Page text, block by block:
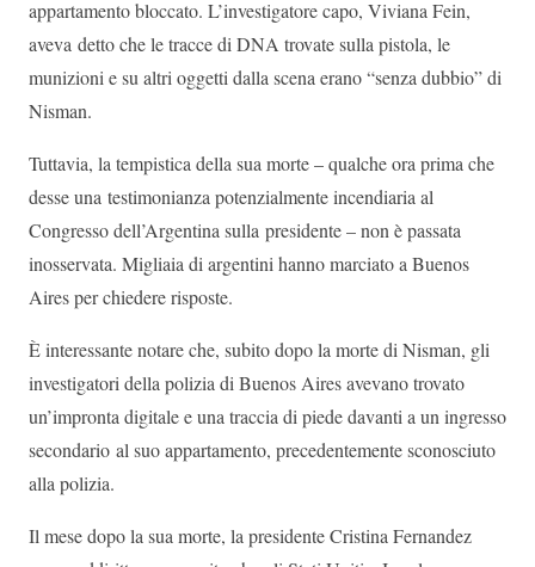
appartamento bloccato. L’investigatore capo, Viviana Fein,
aveva detto che le tracce di DNA trovate sulla pistola, le
munizioni e su altri oggetti dalla scena erano “senza dubbio” di
Nisman.
Tuttavia, la tempistica della sua morte – qualche ora prima che
desse una testimonianza potenzialmente incendiaria al
Congresso dell’Argentina sulla presidente – non è passata
inosservata. Migliaia di argentini hanno marciato a Buenos
Aires per chiedere risposte.
È interessante notare che, subito dopo la morte di Nisman, gli
investigatori della polizia di Buenos Aires avevano trovato
un’impronta digitale e una traccia di piede davanti a un ingresso
secondario al suo appartamento, precedentemente sconosciuto
alla polizia.
Il mese dopo la sua morte, la presidente Cristina Fernandez